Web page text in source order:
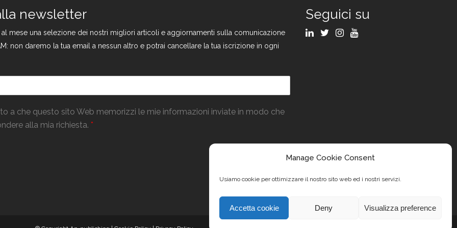
Manage Cookie Consent
Usiamo cookie per ottimizzare il nostro sito web ed i nostri servizi.
Accetta cookie Deny Visualizza preference
newsletter
al mese una selezione dei nostri migliori articoli e aggiornamenti sulla comunicazione
non daremo la tua email a nessun altro e potrai cancellare la tua iscrizione in ogni
a che questo sito Web memorizzi le mie informazioni inviate in modo che
alla mia richiesta. *
Seguici su